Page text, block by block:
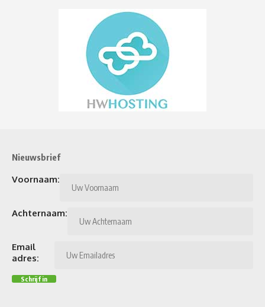
Nieuwsbrief
Voornaam:
Achternaam:
Email
adres: